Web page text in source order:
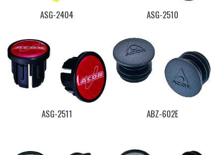
ASG-2404 ASG-2510
ASG-2511 ABZ-602E